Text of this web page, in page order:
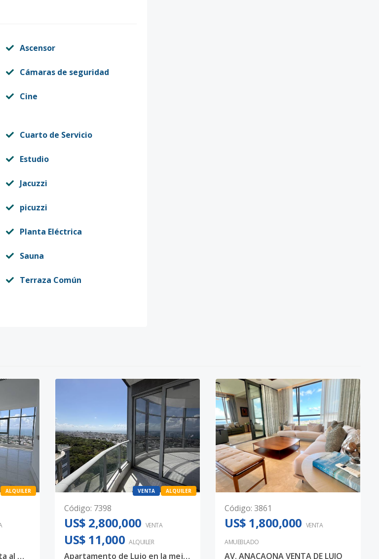
Ascensor
Cámaras de seguridad
Cine
Cuarto de Servicio
Estudio
Jacuzzi
picuzzi
Planta Eléctrica
Sauna
Terraza Común
ALQUILER
Apartamento de Lujo vista al mar piso 20
VENTA ALQUILER
Código: 7398
US$ 2,800,000 VENTA
US$ 11,000 ALQUILER
Apartamento de Lujo en la mejor torre piso 24
Código: 3861
US$ 1,800,000 VENTA
AMUEBLADO
AV. ANACAONA VENTA DE LUJO